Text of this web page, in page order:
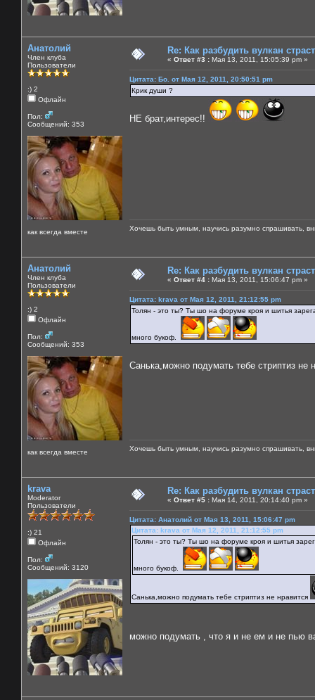
Анатолий
Член клуба
Пользователи
:) 2
Офлайн
Пол:
Сообщений: 353
как всегда вместе
Re: Как разбудить вулкан
« Ответ #3 : Мая 13, 2011, 15:05:39 pm »
Цитата: Бо. от Мая 12, 2011, 20:50:51 pm
Крик души ?
НЕ брат,интерес!!
Хочешь быть умным, научись разумно спрашивать,
Анатолий
Член клуба
Пользователи
:) 2
Офлайн
Пол:
Сообщений: 353
как всегда вместе
Re: Как разбудить вулкан
« Ответ #4 : Мая 13, 2011, 15:06:47 pm »
Цитата: krava от Мая 12, 2011, 21:12:55 pm
Толян - это ты? Ты шо на форуме кроя и шитья
много букоф.
Санька,можно подумать тебе стриптиз не
Хочешь быть умным, научись разумно спрашивать,
krava
Moderator
Пользователи
:) 21
Офлайн
Пол:
Сообщений: 3120
Re: Как разбудить вулкан
« Ответ #5 : Мая 14, 2011, 20:14:40 pm »
Цитата: Анатолий от Мая 13, 2011, 15:06:47 pm
Цитата: krava от Мая 12, 2011, 21:12:55 pm
Толян - это ты? Ты шо на форуме кроя и шитья
много букоф.
Санька,можно подумать тебе стриптиз не нравится
можно подумать , что я и не ем и не пью